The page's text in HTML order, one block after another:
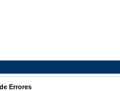
Errores